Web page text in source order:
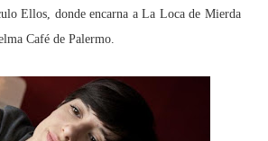
Ellos, donde encarna aLa Locade Mierda
Café de Palermo.